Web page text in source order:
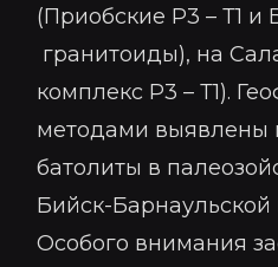
(Приобские Р3 – Т1 и
гранитоиды), на
комплекс Р3 – Т1).
методами выявлены
батолиты в
Бийск-Барнаульской
Особого внимания